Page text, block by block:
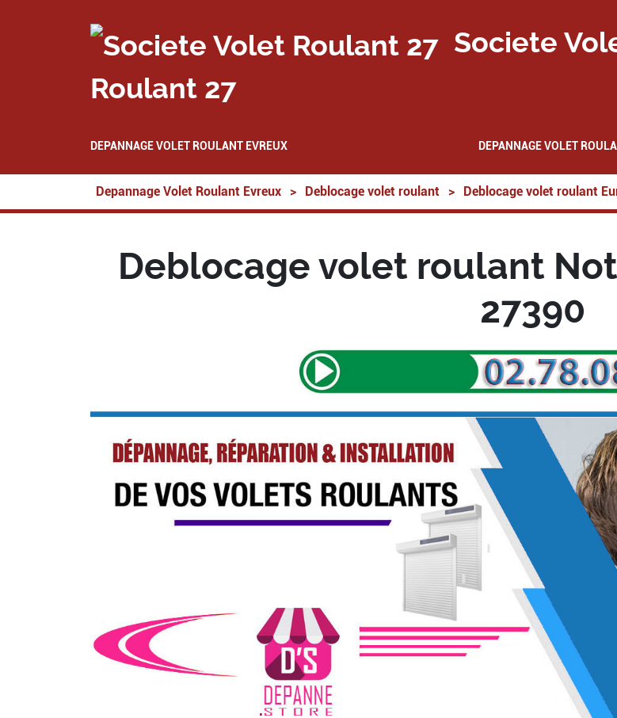
Societe
Roulant 27
DEPANNAGE VOLET ROULANT EVREUX DEPANNAGE VOLET
Depannage Volet Roulant Evreux > Deblocage volet roulant > Deblocage volet roulant
Deblocage volet roulant
27390